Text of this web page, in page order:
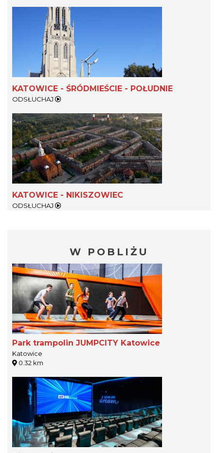
KATOWICE - ŚRÓDMIEŚCIE - POŁUDNIE
ODSŁUCHAJ
KATOWICE - NIKISZOWIEC
ODSŁUCHAJ
W POBLIŻU
Park trampolin JUMPCITY Katowice
Katowice
0.32 km